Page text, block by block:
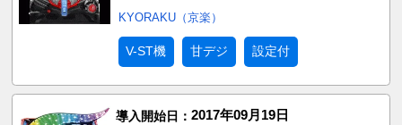
KYORAKU（京楽）
V-ST機 甘デジ 設定付
導入開始日： 2017年09月19日